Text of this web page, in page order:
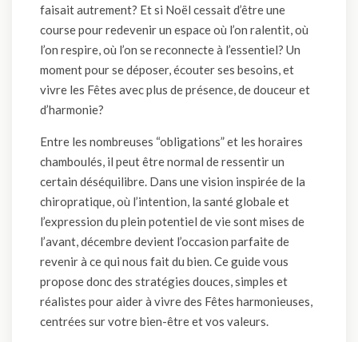
faisait autrement? Et si Noël cessait d’être une
course pour redevenir un espace où l’on ralentit, où
l’on respire, où l’on se reconnecte à l’essentiel? Un
moment pour se déposer, écouter ses besoins, et
vivre les Fêtes avec plus de présence, de douceur et
d’harmonie?
Entre les nombreuses “obligations” et les horaires
chamboulés, il peut être normal de ressentir un
certain déséquilibre. Dans une vision inspirée de la
chiropratique, où l’intention, la santé globale et
l’expression du plein potentiel de vie sont mises de
l’avant, décembre devient l’occasion parfaite de
revenir à ce qui nous fait du bien. Ce guide vous
propose donc des stratégies douces, simples et
réalistes pour aider à vivre des Fêtes harmonieuses,
centrées sur votre bien-être et vos valeurs.